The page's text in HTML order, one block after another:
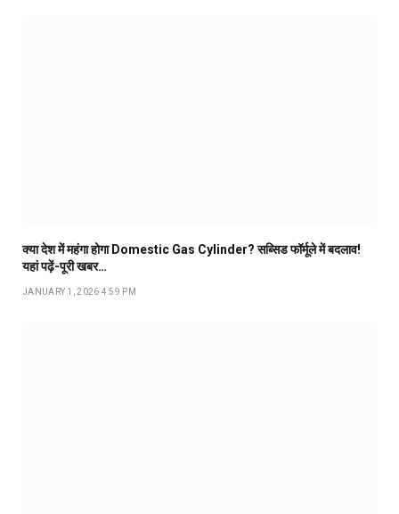
क्या देश में महंगा होगा Domestic Gas Cylinder? सब्सिड फॉर्मूले में बदलाव!
यहां पढ़ें-पूरी खबर…
JANUARY 1, 2026 4:59 PM